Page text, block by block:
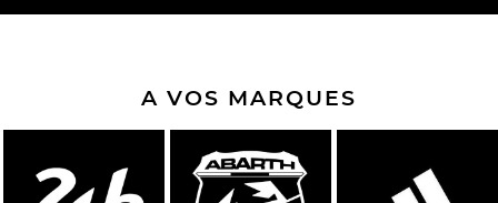
A VOS MARQUES